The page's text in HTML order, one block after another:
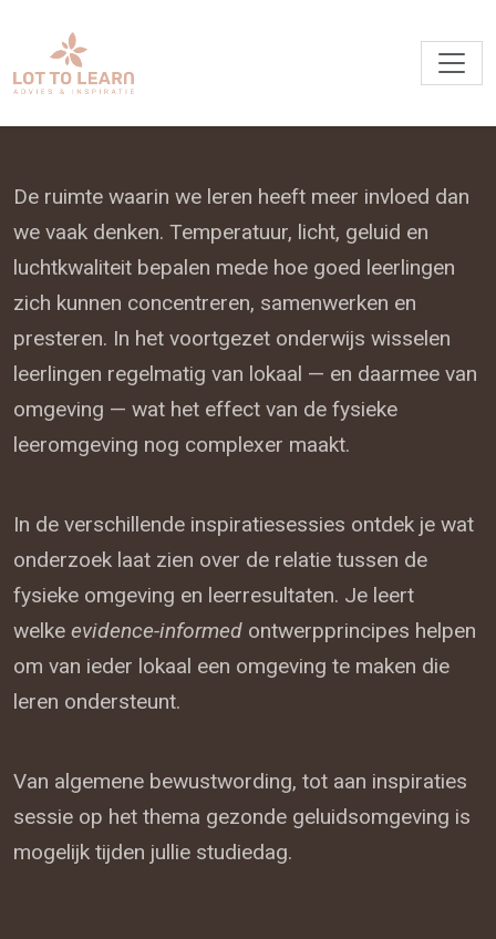
De ruimte waarin we leren heeft meer invloed dan
we vaak denken. Temperatuur, licht, geluid en
luchtkwaliteit bepalen mede hoe goed leerlingen
zich kunnen concentreren, samenwerken en
presteren. In het voortgezet onderwijs wisselen
leerlingen regelmatig van lokaal — en daarmee van
omgeving — wat het effect van de fysieke
leeromgeving nog complexer maakt.
In de verschillende inspiratiesessies ontdek je wat
onderzoek laat zien over de relatie tussen de
fysieke omgeving en leerresultaten. Je leert
welke evidence-informed ontwerpprincipes helpen
om van ieder lokaal een omgeving te maken die
leren ondersteunt.
Van algemene bewustwording, tot aan inspiraties
sessie op het thema gezonde geluidsomgeving is
mogelijk tijden jullie studiedag.